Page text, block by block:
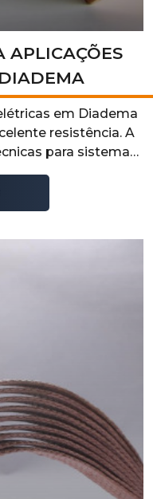
APLICAÇÕES
em Diadema
resistência. A
para sistemas
segurança,
operacional.